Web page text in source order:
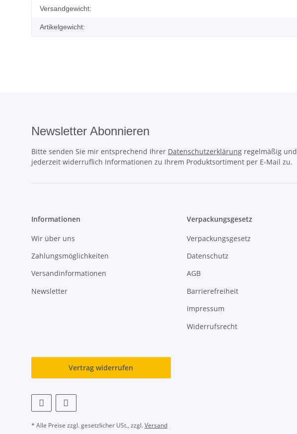
Produkteigenschaft
Wert
Versandgewicht:
Artikelgewicht:
Newsletter Abonnieren
Bitte senden Sie mir entsprechend Ihrer Datenschutzerklärung regelmäßig und
jederzeit widerruflich Informationen zu Ihrem Produktsortiment per E-Mail zu.
Informationen
Wir über uns
Zahlungsmöglichkeiten
Versandinformationen
Newsletter
Verpackungsgesetz
Verpackungsgesetz
Datenschutz
AGB
Barrierefreiheit
Impressum
Widerrufsrecht
Vertrag widerrufen
* Alle Preise zzgl. gesetzlicher USt., zzgl.Versand